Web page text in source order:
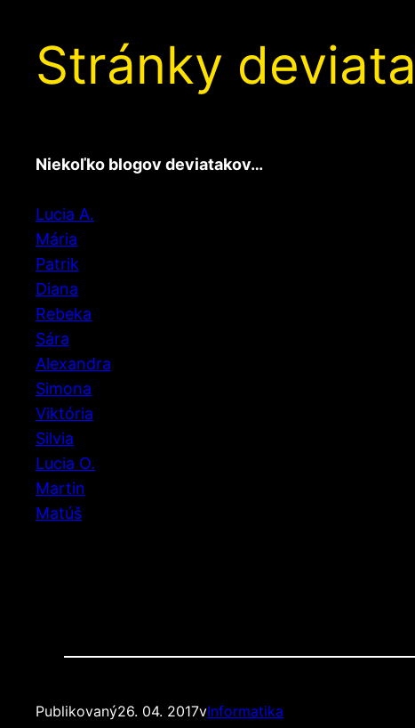
Stránky
Niekoľko blogov deviatakov…
Lucia A.
Mária
Patrik
Diana
Rebeka
Sára
Alexandra
Simona
Viktória
Silvia
Lucia O.
Martin
Matúš
Publikovaný26. 04. 2017vInformatika